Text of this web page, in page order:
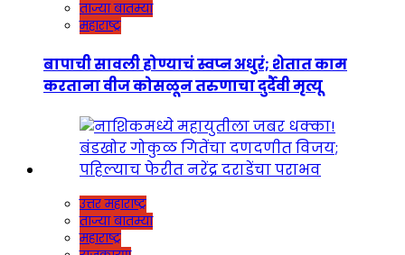
ताज्या बातम्या
महाराष्ट्र
बापाची सावली होण्याचं स्वप्न अधुरं; शेतात काम
करताना वीज कोसळून तरुणाचा दुर्दैवी मृत्यू
उत्तर महाराष्ट्र
ताज्या बातम्या
महाराष्ट्र